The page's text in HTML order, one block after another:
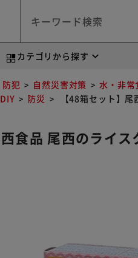
カテゴリから探す
犯 自然災害対策 水・非常
防災 【48箱セット】
西食品 尾西のライ